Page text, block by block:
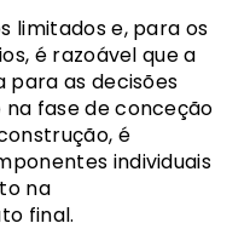
limitados e, para os
é razoável que a
para as decisões
fase de conceção
é
individuais
na
final.